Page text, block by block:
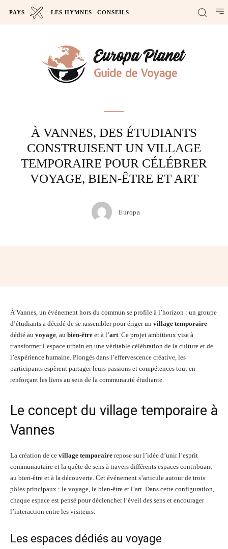
PAYS LES HYMNES CONSEILS
À VANNES, DES ÉTUDIANTS
CONSTRUISENT UN VILLAGE
TEMPORAIRE POUR CÉLÉBRER
VOYAGE, BIEN-ÊTRE ET ART
Europa
À Vannes, un événement hors du commun se profile à l’horizon : un groupe
d’étudiants a décidé de se rassembler pour ériger un village temporaire
dédié au voyage, au bien-être et à l’art. Ce projet ambitieux vise à
transformer l’espace urbain en une véritable célébration de la culture et de
l’expérience humaine. Plongés dans l’effervescence créative, les
participants espèrent partager leurs passions et compétences tout en
renforçant les liens au sein de la communauté étudiante.
Le concept du village temporaire à
Vannes
La création de ce village temporaire repose sur l’idée d’unir l’esprit
communautaire et la quête de sens à travers différents espaces contribuant
au bien-être et à la découverte. Cet événement s’articule autour de trois
pôles principaux : le voyage, le bien-être et l’art. Dans cette configuration,
chaque espace est pensé pour déclencher l’éveil des sens et encourager
l’interaction entre les visiteurs.
Les espaces dédiés au voyage